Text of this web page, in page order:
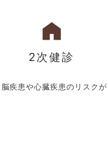
2次健診
疾患や心臓疾患のリスク